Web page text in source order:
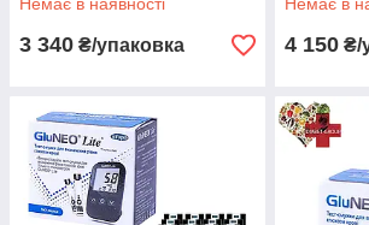
3 340 ₴/упаковка 4 150 ₴/